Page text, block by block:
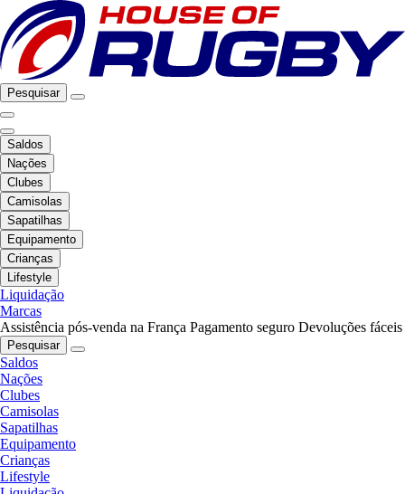
Pesquisar
Saldos
Nações
Clubes
Camisolas
Sapatilhas
Equipamento
Crianças
Lifestyle
Liquidação
Marcas
Assistência pós-venda na França Pagamento seguro Devoluções fáceis
Pesquisar
Saldos
Nações
Clubes
Camisolas
Sapatilhas
Equipamento
Crianças
Lifestyle